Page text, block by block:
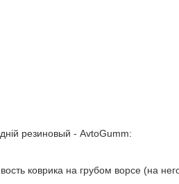
резиновый - AvtoGumm:
коврика на грубом ворсе (на